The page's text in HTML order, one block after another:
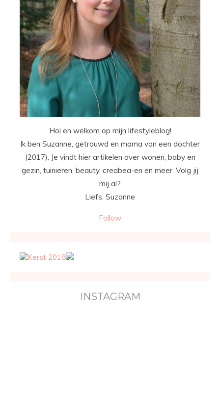
Hoi en welkom op mijn lifestyleblog!
Ik ben Suzanne, getrouwd en mama van een dochter
(2017). Je vindt hier artikelen over wonen, baby en
gezin, tuinieren, beauty, creabea-en en meer. Volg jij
mij al?
Liefs, Suzanne
Follow
INSTAGRAM